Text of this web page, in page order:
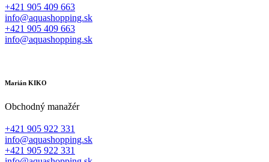
+421 905 409 663
info@aquashopping.sk
+421 905 409 663
info@aquashopping.sk
Marián KIKO
Obchodný manažér
+421 905 922 331
info@aquashopping.sk
+421 905 922 331